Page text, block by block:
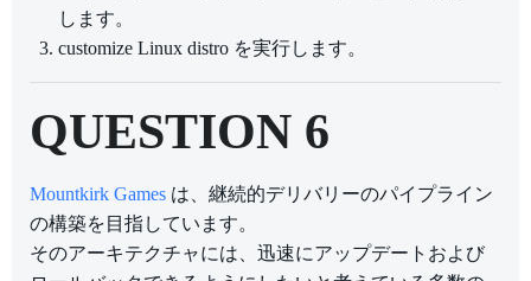
します。
customize Linux distro を実行します。
QUESTION 6
Mountkirk Games は、継続的デリバリーのパイプライン
の構築を目指しています。
そのアーキテクチャには、迅速にアップデートおよび